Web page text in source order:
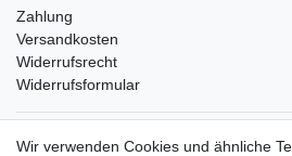
Zahlung
Versandkosten
Widerrufsrecht
Widerrufsformular
Verpackungslizenz
Wir verwenden Cookies und ähnliche